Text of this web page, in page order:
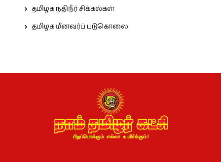
தமிழக நதிநீர் சிக்கல்கள்
தமிழக மீனவர்ப் படுகொலை